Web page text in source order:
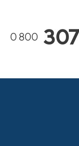
0 800